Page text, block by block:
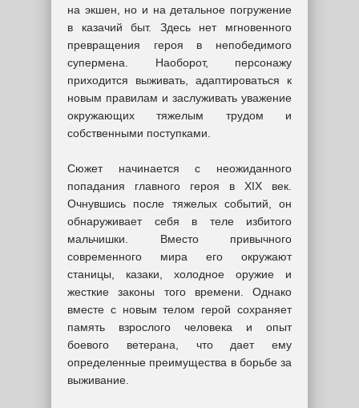
на экшен, но и на детальное погружение
в казачий быт. Здесь нет мгновенного
превращения героя в непобедимого
супермена. Наоборот, персонажу
приходится выживать, адаптироваться к
новым правилам и заслуживать уважение
окружающих тяжелым трудом и
собственными поступками.
Сюжет начинается с неожиданного
попадания главного героя в XIX век.
Очнувшись после тяжелых событий, он
обнаруживает себя в теле избитого
мальчишки. Вместо привычного
современного мира его окружают
станицы, казаки, холодное оружие и
жесткие законы того времени. Однако
вместе с новым телом герой сохраняет
память взрослого человека и опыт
боевого ветерана, что дает ему
определенные преимущества в борьбе за
выживание.